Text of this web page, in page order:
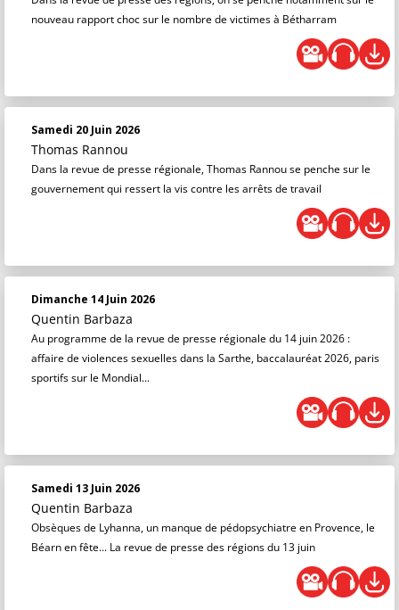
nouveau rapport choc sur le nombre de victimes à Bétharram
Samedi 20 Juin 2026
Thomas Rannou
Dans la revue de presse régionale, Thomas Rannou se penche sur le
gouvernement qui ressert la vis contre les arrêts de travail
Dimanche 14 Juin 2026
Quentin Barbaza
Au programme de la revue de presse régionale du 14 juin 2026 :
affaire de violences sexuelles dans la Sarthe, baccalauréat 2026, paris
sportifs sur le Mondial...
Samedi 13 Juin 2026
Quentin Barbaza
Obsèques de Lyhanna, un manque de pédopsychiatre en Provence, le
Béarn en fête... La revue de presse des régions du 13 juin